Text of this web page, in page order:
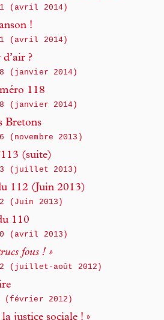
(avril 2014)
!
(avril 2014)
?
(janvier 2014)
118
(janvier 2014)
Bretons
(novembre 2013)
(suite)
(juillet 2013)
112 (Juin 2013)
(Juin 2013)
110
(avril 2013)
fous ! »
(juillet-août 2012)
(février 2012)
justice sociale ! »